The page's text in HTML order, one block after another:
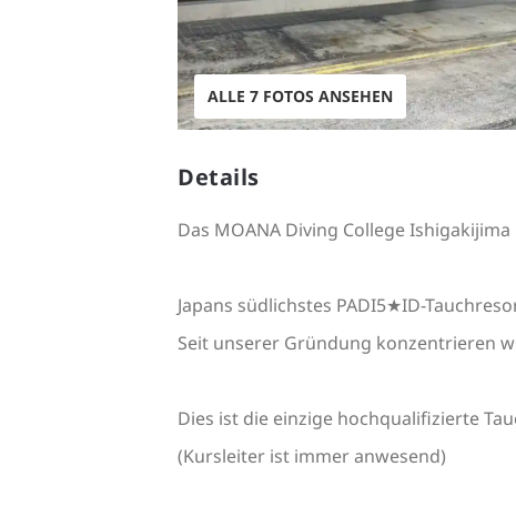
ALLE 7 FOTOS ANSEHEN
Details
Das MOANA Diving College
Japans südlichstes PADI5★ID-
Seit unserer Gründung konzentrieren
Dies ist die einzige hochqualifizierte
(Kursleiter ist immer anwesend)